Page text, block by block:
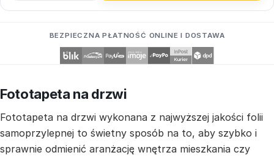
BEZPIECZNA PŁATNOŚĆ ONLINE I DOSTAWA
Fototapeta na drzwi
Fototapeta na drzwi wykonana z najwyższej jakości folii
samoprzylepnej to świetny sposób na to, aby szybko i
sprawnie odmienić aranżację wnętrza mieszkania czy